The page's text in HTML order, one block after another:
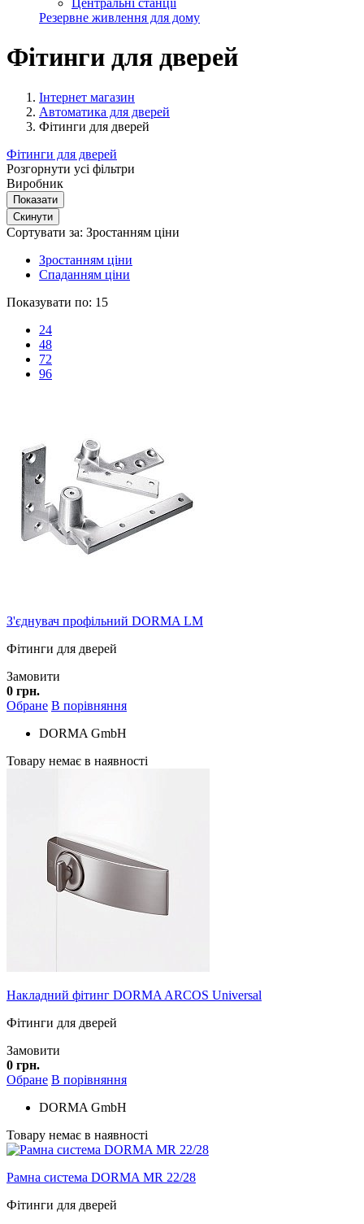
Резервне живлення для дому
Фітинги для дверей
Інтернет магазин
Автоматика для дверей
Фітинги для дверей
Фітинги для дверей
Розгорнути усі фільтри
Виробник
Сортувати за: Зростанням ціни
Зростанням ціни
Спаданням ціни
Показувати по: 15
24
48
72
96
З'єднувач профільний DORMA LM
Фітинги для дверей
Замовити
0 грн.
Обране В порівняння
DORMA GmbH
Товару немає в наявності
Накладний фітинг DORMA ARCOS Universal
Фітинги для дверей
Замовити
0 грн.
Обране В порівняння
DORMA GmbH
Товару немає в наявності
Рамна система DORMA MR 22/28
Фітинги для дверей